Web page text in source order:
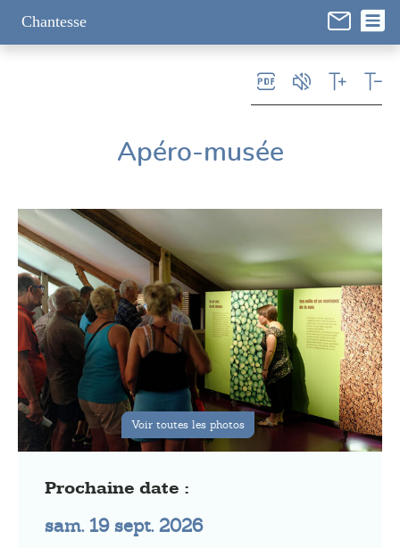
Chantesse
Apéro-musée
Voir toutes les photos
Prochaine date :
sam. 19 sept. 2026